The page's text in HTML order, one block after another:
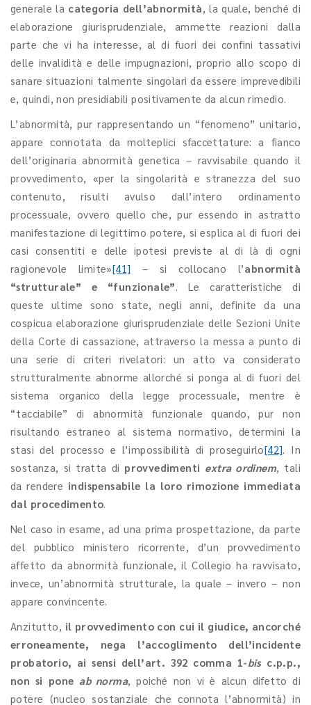
generale la categoria dell’abnormità, la quale, benché di
elaborazione giurisprudenziale, ammette reazioni dalla
parte che vi ha interesse, al di fuori dei confini tassativi
delle invalidità e delle impugnazioni, proprio allo scopo di
sanare situazioni talmente singolari da essere imprevedibili
e, quindi, non presidiabili positivamente da alcun rimedio.
L’abnormità, pur rappresentando un “fenomeno” unitario,
appare connotata da molteplici sfaccettature: a fianco
dell’originaria abnormità genetica – ravvisabile quando il
provvedimento, «per la singolarità e stranezza del suo
contenuto, risulti avulso dall’intero ordinamento
processuale, ovvero quello che, pur essendo in astratto
manifestazione di legittimo potere, si esplica al di fuori dei
casi consentiti e delle ipotesi previste al di là di ogni
ragionevole limite»[41] – si collocano l’abnormità
“strutturale” e “funzionale”. Le caratteristiche di
queste ultime sono state, negli anni, definite da una
cospicua elaborazione giurisprudenziale delle Sezioni Unite
della Corte di cassazione, attraverso la messa a punto di
una serie di criteri rivelatori: un atto va considerato
strutturalmente abnorme allorché si ponga al di fuori del
sistema organico della legge processuale, mentre è
“tacciabile” di abnormità funzionale quando, pur non
risultando estraneo al sistema normativo, determini la
stasi del processo e l’impossibilità di proseguirlo[42]. In
sostanza, si tratta di provvedimenti extra ordinem, tali
da rendere indispensabile la loro rimozione immediata
dal procedimento.
Nel caso in esame, ad una prima prospettazione, da parte
del pubblico ministero ricorrente, d’un provvedimento
affetto da abnormità funzionale, il Collegio ha ravvisato,
invece, un’abnormità strutturale, la quale – invero – non
appare convincente.
Anzitutto, il provvedimento con cui il giudice, ancorché
erroneamente, nega l’accoglimento dell’incidente
probatorio, ai sensi dell’art. 392 comma 1-bisc.p.p.,
non si pone ab norma, poiché non vi è alcun difetto di
potere (nucleo sostanziale che connota l’abnormità) in